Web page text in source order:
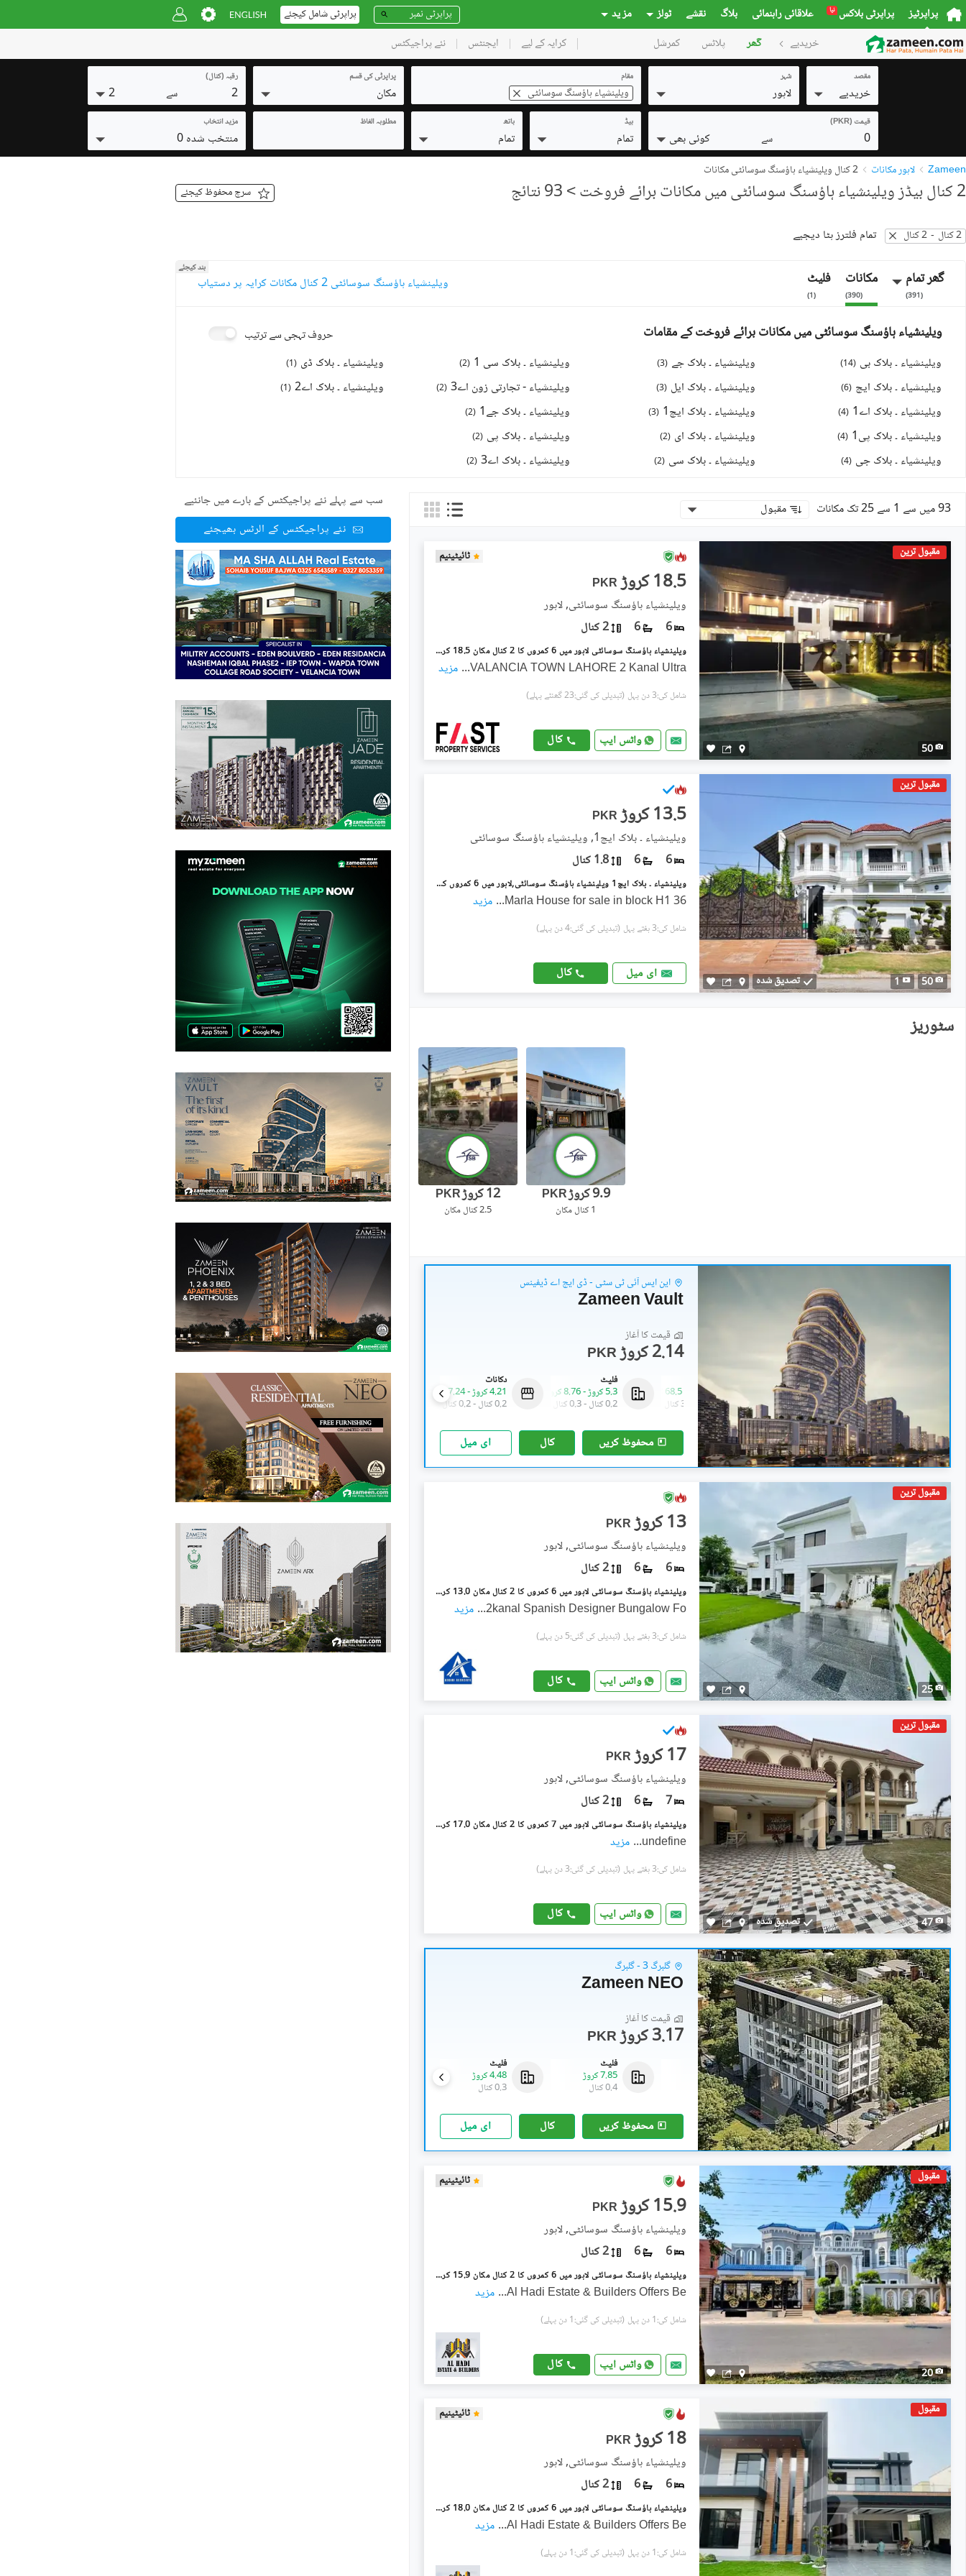
پراپرٹیز پراپرٹی بلاکس نیا علاقائی راہنمائی بلاگ نقشے ٹولز مز ید پراپرٹی شامل کیجئے
خریدیے گھر پلاٹس کمرشل کرایہ کے لیے ایجنٹس نئے پراجیکٹس
مقصد
خریدیے
شہر
لاہور
مقام
ویلینشیاء ہاؤسنگ سوسائٹی
پراپرٹی کی قسم
مکان
رقبہ (کنال)
2 سے 2
قیمت (PKR)
0 سے کوئی بھی
بیڈ
تمام
باتھ
تمام
مطلوبہ الفاظ مزید انتخاب
منتخب شدہ 0
Zameen لاہور مکانات 2 کنال ویلینشیاء ہاؤسنگ سوسائٹی مکانات
2 کنال بیڈز ویلینشیاء ہاؤسنگ سوسائٹی میں مکانات برائے فروخت > 93 نتائج سرچ محفوظ کیجئے
2 کنال - 2 کنال تمام فلترز ہٹا دیجیے
گھر تمام
(
391
)
مکانات
(
390
)
فلیٹ
(
1
)
ویلینشیاء ہاؤسنگ سوسائٹی 2 کنال مکانات کرایہ پر دستیاب
بند کیجئے
ویلینشیاء ہاؤسنگ سوسائٹی میں مکانات برائے فروخت کے مقامات حروف تہجی سے ترتیب
ویلینشیاء ۔ بلاک بی (
14
)
ویلینشیاء ۔ بلاک ایچ (
6
)
ویلینشیاء ۔ بلاک اے1 (
4
)
ویلینشیاء ۔ بلاک پی1 (
4
)
ویلینشیاء ۔ بلاک جی (
4
)
ویلینشیاء ۔ بلاک جے (
3
)
ویلینشیاء ۔ بلاک ایل (
3
)
ویلینشیاء ۔ بلاک ایچ1 (
3
)
ویلینشیاء ۔ بلاک ای (
2
)
ویلینشیاء ۔ بلاک سی (
2
)
ویلینشیاء ۔ بلاک سی 1 (
2
)
ویلینشیاء - تجارتی زون اے3 (
2
)
ویلینشیاء ۔ بلاک جے1 (
2
)
ویلینشیاء ۔ بلاک پی (
2
)
ویلینشیاء ۔ بلاک اے3 (
2
)
ویلینشیاء ۔ بلاک ڈی (
1
)
ویلینشیاء ۔ بلاک اے2 (
1
)
93 میں سے 1 سے 25 تک مکانات مقبول
مقبول ترین
50
ٹائیٹینیم
PKR 18.5 کروڑ
ویلینشیاء ہاؤسنگ سوسائٹی, لاہور
6
6 2 کنال
ویلینشیاء ہاؤسنگ سوسائٹی لاہور میں 6 کمروں کا 2 کنال مکان 18.5 کروڑ میں برائے فروخت۔
VALANCIA TOWN LAHORE 2 Kanal Ultra
... مزید
شامل کی:3 دن پہل (تبدیلی کی گئی:23 گھنٹے پہلے)
واٹس ایپ کال
مقبول ترین
50
1 تصدیق شدہ
PKR 13.5 کروڑ
ویلینشیاء ۔ بلاک ایچ1, ویلینشیاء ہاؤسنگ سوسائٹی
6
6 1.8 کنال
ویلینشیاء ۔ بلاک ایچ1 ویلینشیاء ہاؤسنگ سوسائٹی,لاہور میں 6 کمروں کا 1 کنال مکان 13.5 کروڑ میں برائے فروخت۔
36 Marla House for sale in block H1
... مزید
شامل کی:3 ہفتے پہل (تبدیلی کی گئی:4 دن پہلے)
ای میل کال
سٹوریز
PKR 12 کروڑ
2.5 کنال مکان
PKR 9.9 کروڑ
1 کنال مکان
این ایس آئی ٹی سٹی - ڈی ایچ اے ڈیفینس
Zameen Vault
قیمت کا آغاز
PKR 2.14 کروڑ
فلیٹ
5.3 کروڑ
-
8.76 کروڑ
0.2 کنال
- 0.3 کنال
عمارتیں
35.07 کروڑ
-68.5 کروڑ
1.5 کنال
-3.4 کنال
دکانات
4.21 کروڑ
-7.24 کروڑ
0.2 کنال
-0.2 کنال
فلیٹ
5.3 کروڑ
-8.76 کروڑ
0.2 کنال
-0.3 کنال
عمارتیں
35.07 کروڑ
68.5 کروڑ
1.5 کنال
- 3.4 کنال
محفوظ کریں کال ای میل
مقبول ترین
25
PKR 13 کروڑ
ویلینشیاء ہاؤسنگ سوسائٹی, لاہور
6
6 2 کنال
ویلینشیاء ہاؤسنگ سوسائٹی لاہور میں 6 کمروں کا 2 کنال مکان 13.0 کروڑ میں برائے فروخت۔
2kanal Spanish Designer Bungalow Fo
... مزید
شامل کی:3 ہفتے پہل (تبدیلی کی گئی:5 دن پہلے)
واٹس ایپ کال
مقبول ترین
47 تصدیق شدہ
PKR 17 کروڑ
ویلینشیاء ہاؤسنگ سوسائٹی, لاہور
7
6 2 کنال
ویلینشیاء ہاؤسنگ سوسائٹی لاہور میں 7 کمروں کا 2 کنال مکان 17.0 کروڑ میں برائے فروخت۔
undefine
... مزید
شامل کی:3 ہفتے پہل (تبدیلی کی گئی:3 دن پہلے)
واٹس ایپ کال
گلبرگ 3 - گلبرگ
Zameen NEO
قیمت کا آغاز
PKR 3.17 کروڑ
فلیٹ
4.48 کروڑ
0.3 کنال
فلیٹ
7.85 کروڑ
0.4 کنال
دکانات
3.17 کروڑ
0.1 کنال
محفوظ کریں کال ای میل
مقبول
20
ٹائیٹینیم
PKR 15.9 کروڑ
ویلینشیاء ہاؤسنگ سوسائٹی, لاہور
6
6 2 کنال
ویلینشیاء ہاؤسنگ سوسائٹی لاہور میں 6 کمروں کا 2 کنال مکان 15.9 کروڑ میں برائے فروخت۔
Al Hadi Estate & Builders Offers Be
... مزید
شامل کی:1 دن پہل (تبدیلی کی گئی:1 دن پہلے)
واٹس ایپ کال
مقبول ٹائیٹینیم
PKR 18 کروڑ
ویلینشیاء ہاؤسنگ سوسائٹی, لاہور
6
6 2 کنال
ویلینشیاء ہاؤسنگ سوسائٹی لاہور میں 6 کمروں کا 2 کنال مکان 18.0 کروڑ میں برائے فروخت۔
Al Hadi Estate & Builders Offers Be
... مزید
شامل کی:1 دن پہل (تبدیلی کی گئی:1 دن پہلے)
سب سے پہلے نئے پراجیکٹس کے بارے میں جانئیے
نئے پراجیکٹس کے الرٹس بھیجئے